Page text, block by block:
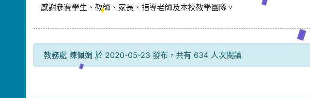
感謝參賽學生、教師、家長、指導老師及本校教學團隊。
教務處 陳佩娟 於 2020-05-23 發布，共有 634 人次閱讀